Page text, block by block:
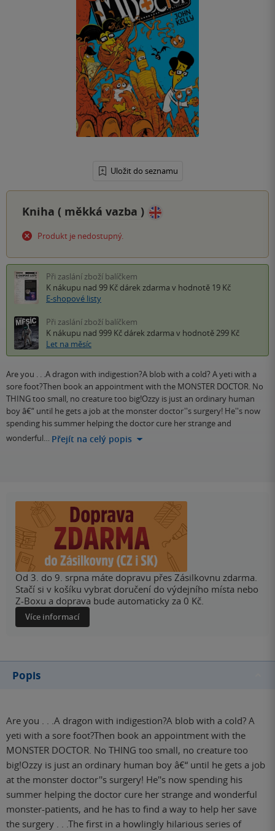
Uložit do seznamu
Kniha ( měkká vazba )
Produkt je nedostupný.
Při zaslání zboží balíčkem
K nákupu nad 99 Kč dárek zdarma v hodnotě 19 Kč
E-shopové listy
Při zaslání zboží balíčkem
K nákupu nad 999 Kč dárek zdarma v hodnotě 299 Kč
Let na měsíc
Are you . . .A dragon with indigestion?A blob with a cold? A yeti with a
sore foot?Then book an appointment with the MONSTER DOCTOR. No
THING too small, no creature too big!Ozzy is just an ordinary human
boy â€“ until he gets a job at the monster doctor''s surgery! He''s now
spending his summer helping the doctor cure her strange and
wonderful… Přejít na celý popis
Od 3. do 9. srpna máte dopravu přes Zásilkovnu zdarma.
Stačí si v košíku vybrat doručení do výdejního místa nebo
Z-Boxu a doprava bude automaticky za 0 Kč.
Více informací
Popis
Are you . . .A dragon with indigestion?A blob with a cold? A
yeti with a sore foot?Then book an appointment with the
MONSTER DOCTOR. No THING too small, no creature too
big!Ozzy is just an ordinary human boy â€“ until he gets a job
at the monster doctor''s surgery! He''s now spending his
summer helping the doctor cure her strange and wonderful
monster-patients, and he has to find a way to help her save
the surgery . . .The first in a howlingly hilarious series of